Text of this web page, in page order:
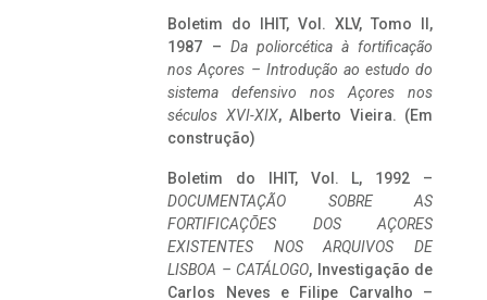
Boletim do IHIT, Vol. XLV, Tomo II,
1987 – Da poliorcética à fortificação
nos Açores – Introdução ao estudo do
sistema defensivo nos Açores nos
séculos XVI-XIX, Alberto Vieira. (Em
construção)
Boletim do IHIT, Vol. L, 1992 –
DOCUMENTAÇÃO SOBRE AS
FORTIFICAÇÕES DOS AÇORES
EXISTENTES NOS ARQUIVOS DE
LISBOA – CATÁLOGO, Investigação de
Carlos Neves e Filipe Carvalho –